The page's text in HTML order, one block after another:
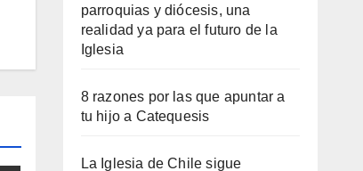
parroquias y diócesis, una
realidad ya para el futuro de la
Iglesia
8 razones por las que apuntar a
tu hijo a Catequesis
La Iglesia de Chile sigue